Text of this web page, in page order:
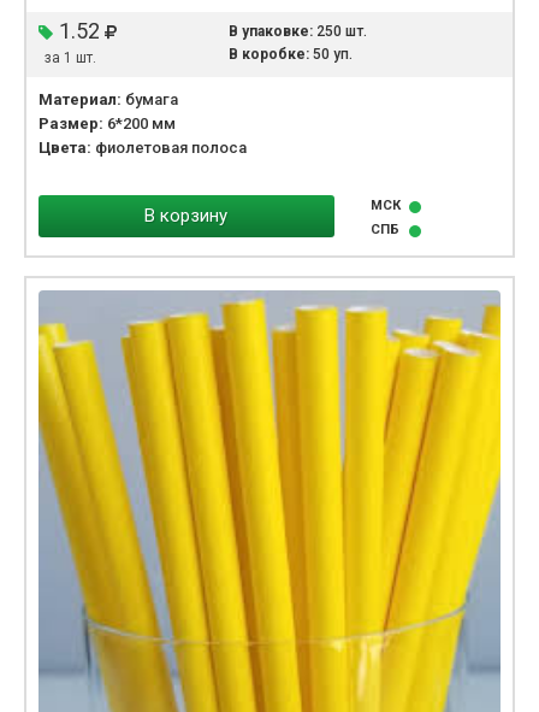
1.52
за 1 шт.
В упаковке:250 шт.
В коробке:50 уп.
Материал: бумага
Размер: 6*200 мм
Цвета: фиолетовая полоса
В корзину
МСК
СПБ